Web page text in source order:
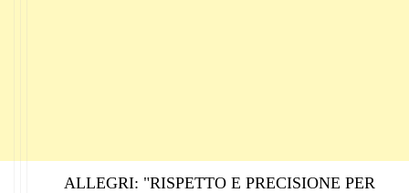
ALLEGRI: "RISPETTO E PRECISIONE PER